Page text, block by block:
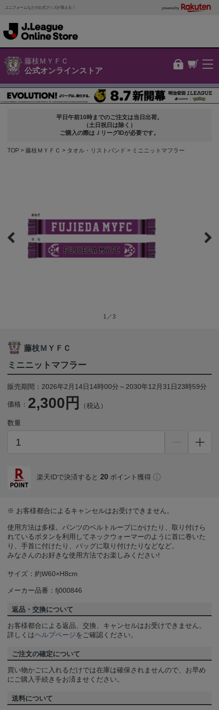
ユニフォームなどの公式グッズが買える！ powered by
藤枝ＭＹＦＣ
公式オンラインストア
平日午前10時までのご注文は当日出荷。
（土日祝日は除く）
ご購入の際はＪリーグIDが必要です。
TOP 藤枝ＭＹＦＣ タオル・リストバンド ミニニットマフラー
1／3
藤枝ＭＹＦＣ
ミニニットマフラー
販売期間：2026年2月14日14時00分～2030年12月31日23時59分
価格： 2,300円 （税込）
数量
楽天IDで決済すると 20 ポイント獲得
※ お客様都合によるキャンセルはお受けできません。
使用方法は多様。パンツのベルトループにかけたり、取り付けら
れているボタンを利用してネックウォーマーのように首に巻いた
り、手首に付けたり、バッグに取り付けたりなどなど。
みなさんのお好きな使用方法でお楽しみください!
サイズ：約W60×H8cm
メーカー品番：fj000846
返品・交換について
お客様都合による返品、交換、キャンセルはお受けできません。
詳しくはヘルプページをご確認ください。
ご注文の確定について
買い物かごに入れるだけでは在庫は確保されませんので、お早め
にご購入手続きをお済ませください。
送料について